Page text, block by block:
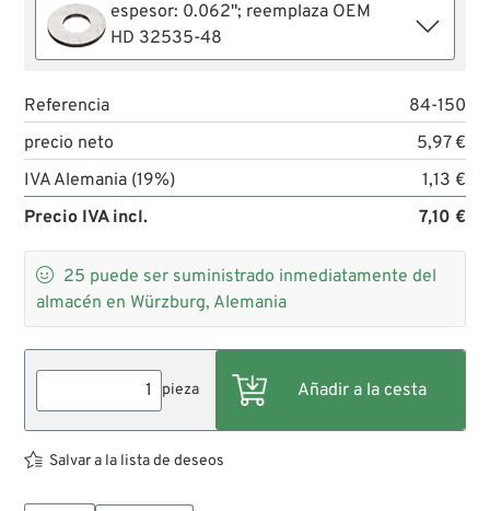
espesor: 0.062"; reemplaza OEM
HD 32535-48
Referencia
84-150
precio neto
5,97 €
IVA Alemania (19%)
1,13 €
Precio IVA incl.
7,10 €
 25 puede ser suministrado inmediatamente del
almacén en Würzburg, Alemania
pieza
Salvar a la lista de deseos